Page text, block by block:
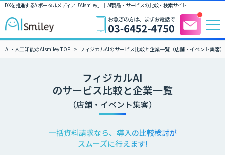
DXを推進するAIポータルメディア「AIsmiley」｜ AI製品・サービスの比較・検索サイト
AI・人工知能のAIsmiley TOP フィジカルAIのサービス比較と企業一覧（店舗・イベント集客）
フィジカルAI
のサービス比較と企業一覧
（店舗・イベント集客）
一括資料請求なら、導入の比較検討が
スムーズに行えます!